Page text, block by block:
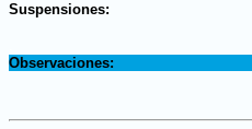
Suspensiones:
Observaciones: